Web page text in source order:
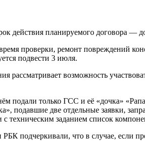
действия планируемого договора —
проверки, ремонт повреждений
подвести 3 июля.
возможность
подали только ГСС и её «дочка»
подавшие две отдельные заявки,
техническим заданием список
подчеркивали, что в случае, если